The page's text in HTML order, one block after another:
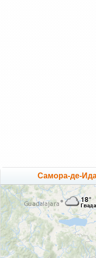
Самора-де-